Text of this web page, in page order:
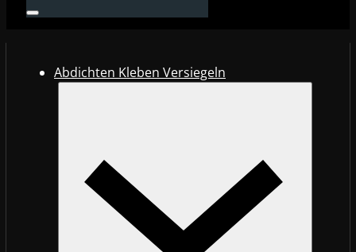
Abdichten Kleben Versiegeln